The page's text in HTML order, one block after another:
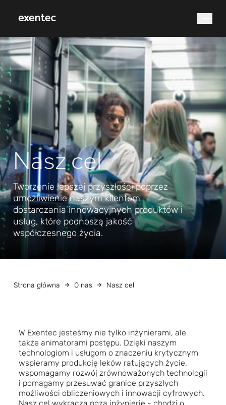
Czego szukasz?
Wyszukiwanie
Nasz cel
Tworzenie lepszej przyszłości poprzez
umożliwienie naszym klientom
dostarczania innowacyjnych produktów i
usług, które podnoszą jakość
współczesnego życia.
Strona główna O nas Nasz cel
W Exentec jesteśmy nie tylko inżynierami, ale
także animatorami postępu. Dzięki naszym
technologiom i usługom o znaczeniu krytycznym
wspieramy produkcję leków ratujących życie,
wspomagamy rozwój zrównoważonych technologii
i pomagamy przesuwać granice przyszłych
możliwości obliczeniowych i innowacji cyfrowych.
Nasz cel wykracza poza inżynierię - chodzi o